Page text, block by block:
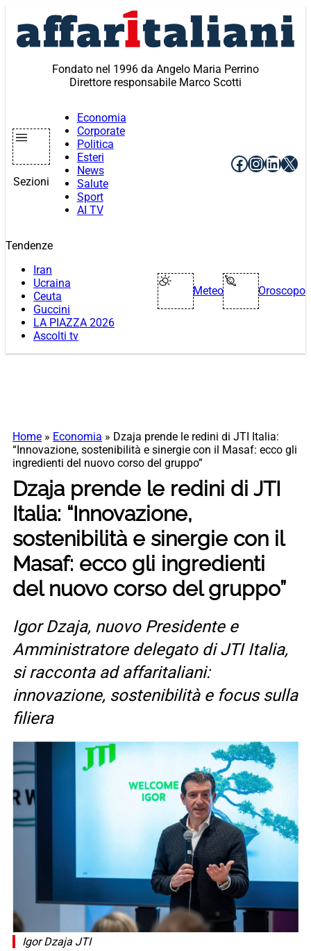
contenuto
Fondato nel 1996 da Angelo Maria Perrino
Direttore responsabile Marco Scotti
Sezioni
Economia
Corporate
Politica
Esteri
News
Salute
Sport
AI TV
Facebook
X
Tendenze
Iran
Ucraina
Ceuta
Guccini
LA PIAZZA 2026
Ascolti tv
Meteo Oroscopo
Home » Economia » Dzaja prende le redini di JTI Italia:
“Innovazione, sostenibilità e sinergie con il Masaf: ecco gli
ingredienti del nuovo corso del gruppo”
Dzaja prende le redini di JTI
Italia: “Innovazione,
sostenibilità e sinergie con il
Masaf: ecco gli ingredienti
del nuovo corso del gruppo”
Igor Dzaja, nuovo Presidente e
Amministratore delegato di JTI Italia,
si racconta ad affaritaliani:
innovazione, sostenibilità e focus sulla
filiera
Igor Dzaja JTI